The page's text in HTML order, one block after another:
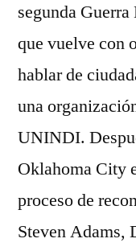
segunda
que vuelve con
hablar de
una
UNINDI.
Oklahoma City
proceso de
Steven Adams,